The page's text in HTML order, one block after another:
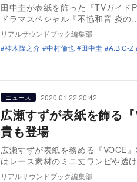
田中圭が表紙を飾った『TVガイ
ドラマスペシャル『不協和音 炎の
リアルサウンドブック編集部
神木隆之介
中村倫也 田中圭 A.B.C-Z
ニュース 2020.01.22 20:42
広瀬すずが表紙を飾る
貴も登場
広瀬すずが表紙を務める『VOCE
はレース素材のミニ丈ワンピや透
リアルサウンドブック編集部